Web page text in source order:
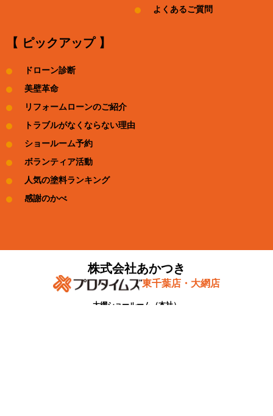
よくあるご質問
【 ピックアップ 】
ドローン診断
美壁革命
リフォームローンのご紹介
トラブルがなくならない理由
ショールーム予約
ボランティア活動
人気の塗料ランキング
感謝のかべ
株式会社あかつき
東千葉店・大網店
大網ショールーム​（本社）